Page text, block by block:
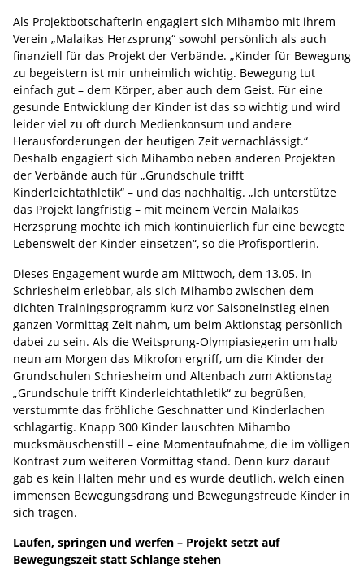
Als Projektbotschafterin engagiert sich Mihambo mit ihrem
Verein „Malaikas Herzsprung“ sowohl persönlich als auch
finanziell für das Projekt der Verbände. „Kinder für Bewegung
zu begeistern ist mir unheimlich wichtig. Bewegung tut
einfach gut – dem Körper, aber auch dem Geist. Für eine
gesunde Entwicklung der Kinder ist das so wichtig und wird
leider viel zu oft durch Medienkonsum und andere
Herausforderungen der heutigen Zeit vernachlässigt.“
Deshalb engagiert sich Mihambo neben anderen Projekten
der Verbände auch für „Grundschule trifft
Kinderleichtathletik“ – und das nachhaltig. „Ich unterstütze
das Projekt langfristig – mit meinem Verein Malaikas
Herzsprung möchte ich mich kontinuierlich für eine bewegte
Lebenswelt der Kinder einsetzen“, so die Profisportlerin.
Dieses Engagement wurde am Mittwoch, dem 13.05. in
Schriesheim erlebbar, als sich Mihambo zwischen dem
dichten Trainingsprogramm kurz vor Saisoneinstieg einen
ganzen Vormittag Zeit nahm, um beim Aktionstag persönlich
dabei zu sein. Als die Weitsprung-Olympiasiegerin um halb
neun am Morgen das Mikrofon ergriff, um die Kinder der
Grundschulen Schriesheim und Altenbach zum Aktionstag
„Grundschule trifft Kinderleichtathletik“ zu begrüßen,
verstummte das fröhliche Geschnatter und Kinderlachen
schlagartig. Knapp 300 Kinder lauschten Mihambo
mucksmäuschenstill – eine Momentaufnahme, die im völligen
Kontrast zum weiteren Vormittag stand. Denn kurz darauf
gab es kein Halten mehr und es wurde deutlich, welch einen
immensen Bewegungsdrang und Bewegungsfreude Kinder in
sich tragen.
Laufen, springen und werfen – Projekt setzt auf
Bewegungszeit statt Schlange stehen